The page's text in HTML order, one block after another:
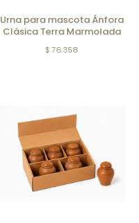
Urna para mascota Ánfora
Clásica Terra Marmolada
Talla M (5 unidades)
$ 76.358